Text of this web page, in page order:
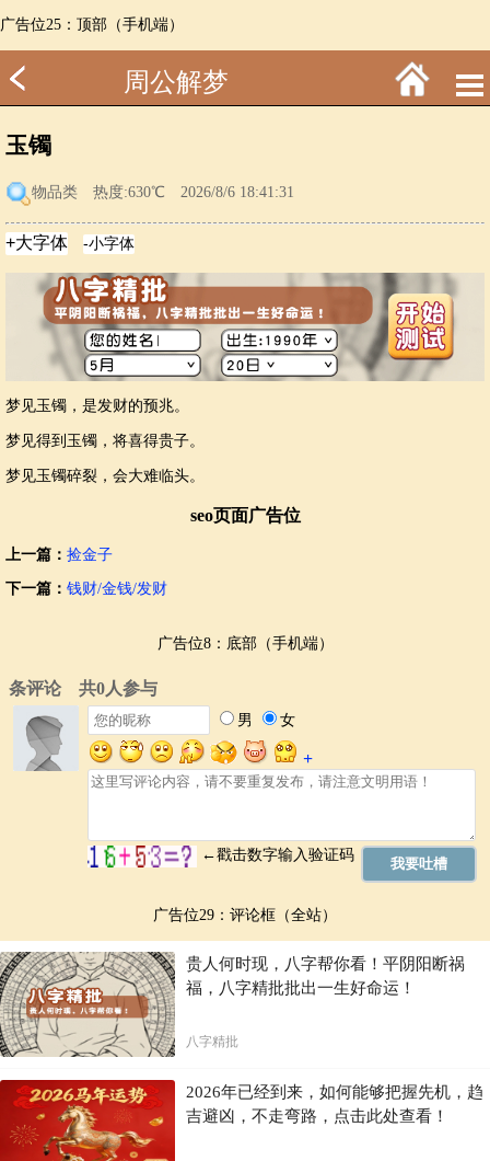
广告位25：顶部（手机端）
周公解梦
玉镯
物品类 热度:630℃ 2026/8/6 18:41:31
梦见玉镯，是发财的预兆。
梦见得到玉镯，将喜得贵子。
梦见玉镯碎裂，会大难临头。
seo页面广告位
上一篇： 捡金子
下一篇： 钱财/金钱/发财
广告位8：底部（手机端）
广告位29：评论框（全站）
贵人何时现，八字帮你看！平阴阳断祸
福，八字精批批出一生好命运！
八字精批
2026年已经到来，如何能够把握先机，趋
吉避凶，不走弯路，点击此处查看！